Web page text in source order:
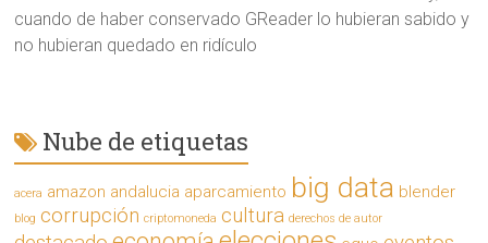
cuando de haber conservado GReader lo hubieran sabido y
no hubieran quedado en ridículo
Nube de etiquetas
acera amazon andalucia aparcamiento big data blender
blog corrupción criptomoneda cultura derechos de autor